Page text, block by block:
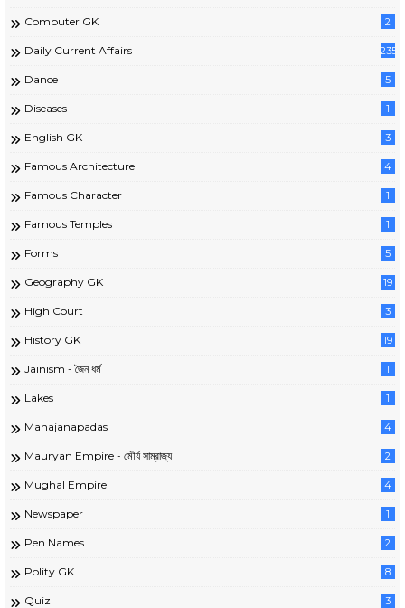
Computer GK 2
Daily Current Affairs 235
Dance 5
Diseases 1
English GK 3
Famous Architecture 4
Famous Character 1
Famous Temples 1
Forms 5
Geography GK 19
High Court 3
History GK 19
Jainism - জৈন ধর্ম 1
Lakes 1
Mahajanapadas 4
Mauryan Empire - মৌর্য সাম্রাজ্য 2
Mughal Empire 4
Newspaper 1
Pen Names 2
Polity GK 8
Quiz 3